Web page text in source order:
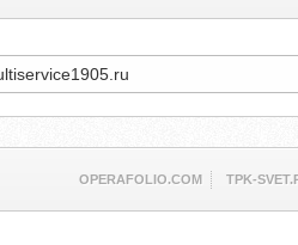
OPERAFOLIO.COM TPK-